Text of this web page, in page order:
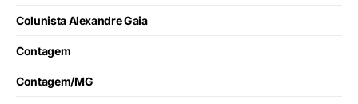
Colunista Alexandre Gaia
Contagem
Contagem/MG